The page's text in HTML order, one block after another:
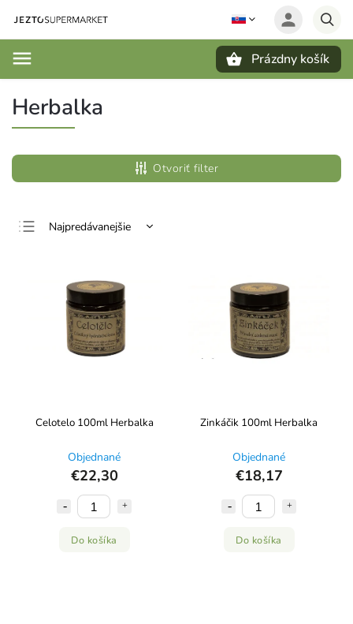
Prázdny košík
Herbalka
Otvoriť filter
Najpredávanejšie
Najdrahšie
Abecedne
Celotelo 100ml Herbalka
Objednané
€22,30
Do košíka
Zinkáčik 100ml Herbalka
Objednané
€18,17
Do košíka